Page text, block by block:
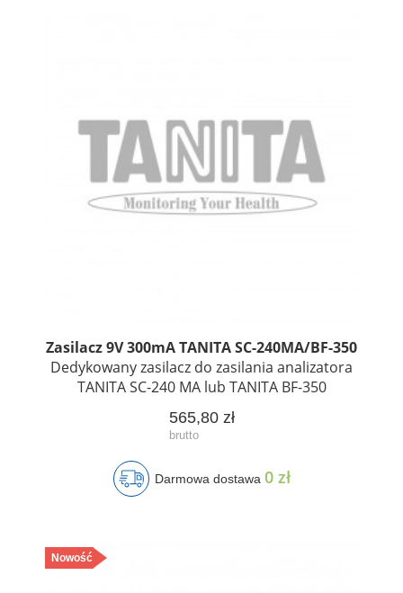
Zasilacz 9V 300mA TANITA SC-240MA/BF-350
Dedykowany zasilacz do zasilania analizatora
TANITA SC-240 MA lub TANITA BF-350
565,80 zł
Darmowa dostawa 0 zł
Nowość